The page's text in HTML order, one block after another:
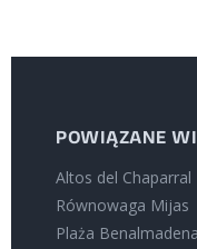
POWIĄZANE
Altos del Chaparral
Równowaga Mijas
Plaża Benalmadena